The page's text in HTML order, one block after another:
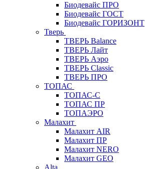
Биодевайс ПРО
Биодевайс ГОСТ
Биодевайс ГОРИЗОНТ
Тверь
ТВЕРЬ Balance
ТВЕРЬ Лайт
ТВЕРЬ Аэро
ТВЕРЬ Classic
ТВЕРЬ ПРО
ТОПАС
ТОПАС-С
ТОПАС ПР
ТОПАЭРО
Малахит
Малахит AIR
Малахит ПР
Малахит NERO
Малахит GEO
Alta